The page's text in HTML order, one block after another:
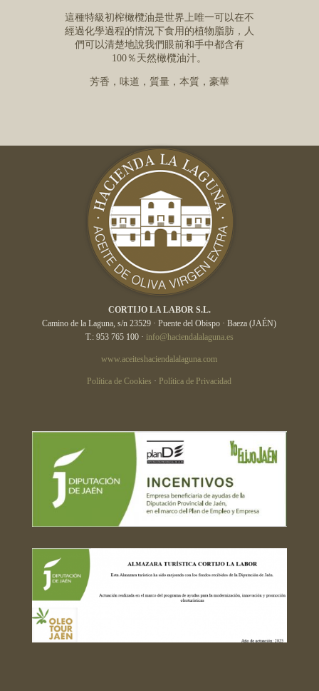
這種特級初榨橄欖油是世界上唯一可以在不
經過化學過程的情況下食用的植物脂肪，人
們可以清楚地說我們眼前和手中都含有
100％天然橄欖油汁。
芳香，味道，質量，本質，​​豪華
CORTIJO LA LABOR S.L.
Camino de la Laguna, s/n 23529 · Puente del Obispo · Baeza (JAÉN)
T.: 953 765 100 · info@haciendalalaguna.es
www.aceiteshaciendalalaguna.com
Política de Cookies · Política de Privacidad